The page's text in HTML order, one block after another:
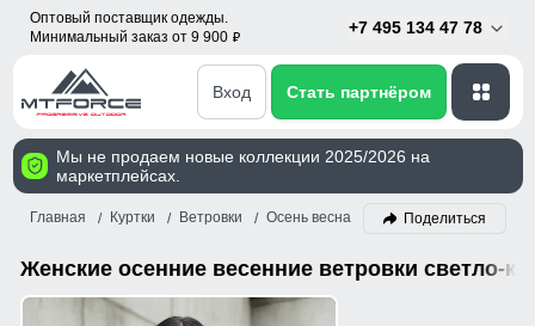
Оптовый поставщик одежды.
Минимальный заказ от 9 900 p
+7 495 134 47 78
Вход Стать партнёром
Мы не продаем новые коллекции 2025/2026 на
маркетплейсах.
Главная Куртки Ветровки Осень весна Женский Светло-
Поделиться
Женские осенние весенние ветровки светло-